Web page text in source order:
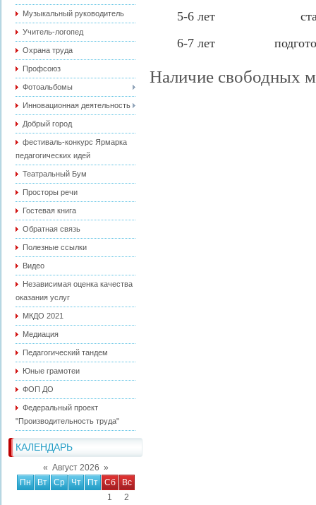
Музыкальный руководитель
Учитель-логопед
Охрана труда
Профсоюз
Фотоальбомы
Инновационная деятельность
Добрый город
фестиваль-конкурс Ярмарка
педагогических идей
Театральный Бум
Просторы речи
Гостевая книга
Обратная связь
Полезные ссылки
Видео
Независимая оценка качества
оказания услуг
МКДО 2021
Медиация
Педагогический тандем
Юные грамотеи
ФОП ДО
Федеральный проект
"Производительность труда"
КАЛЕНДАРЬ
« Август 2026 »
Пн
Вт Ср Чт Пт Сб
Вс
1
2
5-6 лет
6-7 лет
Наличие свободных